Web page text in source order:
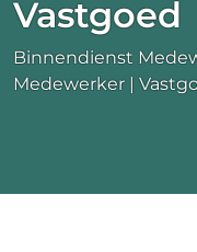
Vastgoed
Binnendienst
Medewerker